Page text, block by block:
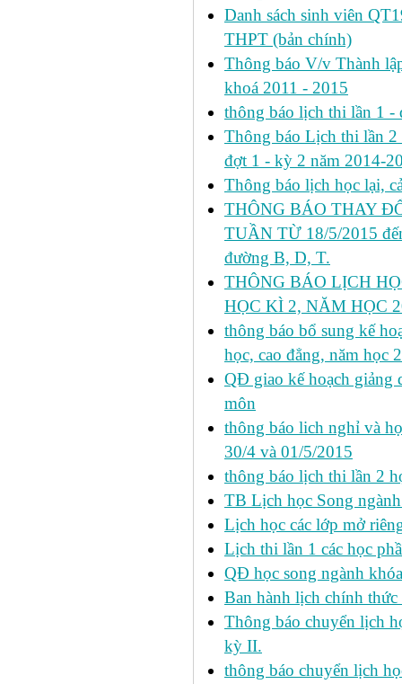
Danh sách sinh viên
THPT (bản chính)
Thông báo V/v Thành
khoá 2011 - 2015
thông báo lịch thi lần 1 -
Thông báo Lịch thi lần 2
đợt 1 - kỳ 2 năm 2014-
Thông báo lịch học lại,
THÔNG BÁO THAY
TUẦN TỪ 18/5/2015
đường B, D, T.
THÔNG BÁO LỊCH
HỌC KÌ 2, NĂM HỌC
thông báo bổ sung kế
học, cao đẳng, năm học
QĐ giao kế hoạch giảng
môn
thông báo lich nghỉ và
30/4 và 01/5/2015
thông báo lịch thi lần 2
TB Lịch học Song
Lịch học các lớp mở
Lịch thi lần 1 các học
QĐ học song ngành
Ban hành lịch chính
Thông báo chuyển lịch
kỳ II.
thông báo chuyển lịch